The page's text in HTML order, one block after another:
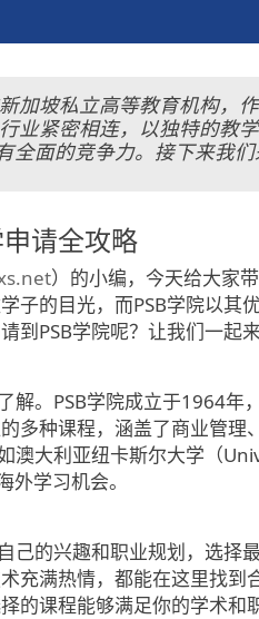
加坡私立高等教育机构，
业紧密相连，以独特的教
全面的竞争力。接下来我们
请全攻略
）的小编，今天给大家
子的目光，而PSB学院以
到PSB学院呢？让我们一起来
解。PSB学院成立于1964
多种课程，涵盖了商业管理
澳大利亚纽卡斯尔大学（
学习机会。
己的兴趣和职业规划，选择
充满热情，都能在这里找到
的课程能够满足你的学术和